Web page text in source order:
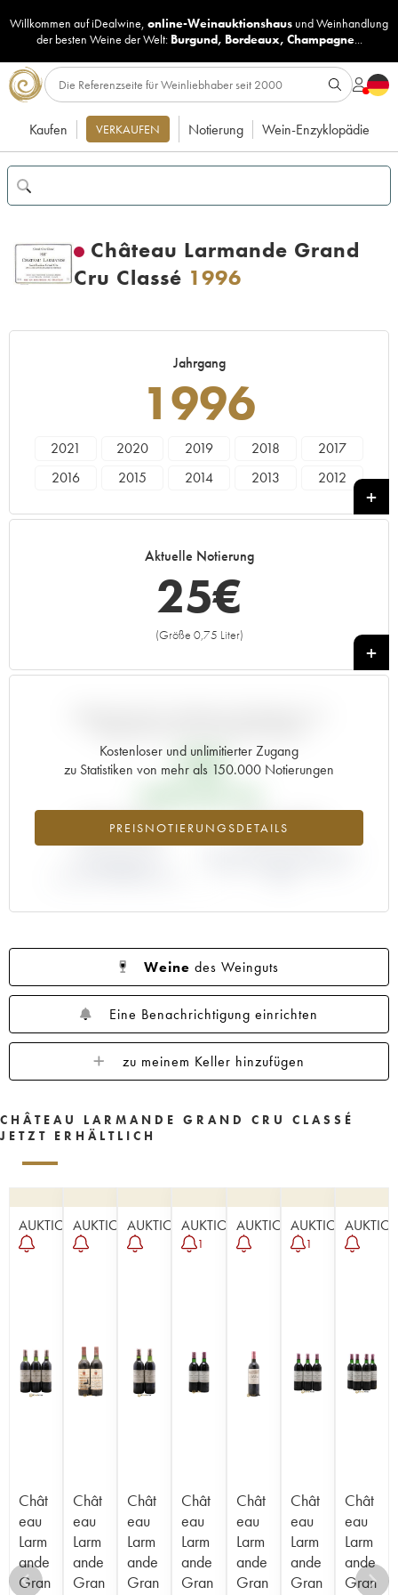
Willkommen auf iDealwine, online-Weinauktionshaus undWeinhandlung
der besten Weine der Welt: Burgund, Bordeaux, Champagne...
Kaufen VERKAUFEN Notierung Wein-Enzyklopädie
Château Larmande Grand
Cru Classé 1996
Jahrgang
1996
2021 2020 2019 2018
2017
2016
2015 2014 2013
2012
2000 1999 1998
1994
Aktuelle Notierung
25€
(Größe 0,75 Liter)
+
Kostenloser und unlimitierter Zugang
zu Statistiken von mehr als 150.000 Notierungen
PREISNOTIERUNGSDETAILS
21€
+18.76% +23.53%
Weine des Weinguts
Eine Benachrichtigung einrichten
zu meinem Keller hinzufügen
CHÂTEAU LARMANDE GRAND CRU CLASSÉ
JETZT ERHÄLTLICH
AUKTION
Chât
eau
Larm
ande
Gran
AUKTION
Chât
eau
Larm
ande
Gran
AUKTION
Chât
eau
Larm
ande
Gran
AUKTION
1
Chât
eau
Larm
ande
Gran
AUKTION
Chât
eau
Larm
ande
Gran
AUKTION
1
Chât
eau
Larm
ande
Gran
Chât
eau
Larm
ande
Gran